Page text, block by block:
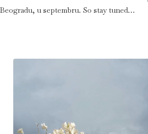
Beogradu, u septembru. So stay tuned…